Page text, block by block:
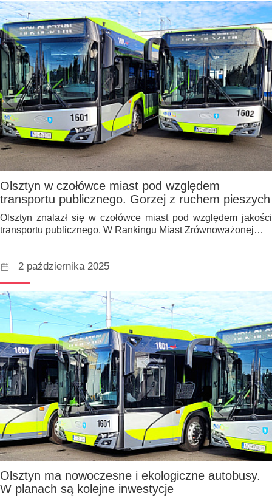
Olsztyn w czołówce miast pod względem
transportu publicznego. Gorzej z ruchem pieszych
Olsztyn znalazł się w czołówce miast pod względem jakości
transportu publicznego. W Rankingu Miast Zrównoważonej…
2 października 2025
Olsztyn ma nowoczesne i ekologiczne autobusy.
W planach są kolejne inwestycje